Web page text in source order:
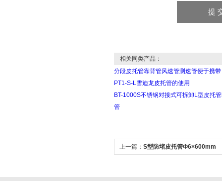
相关同类产品：
分段皮托管靠背管风速管测速管便于携带
PT1-S-L雪迪龙皮托管的使用
BT-1000S不锈钢对接式可拆卸L型皮托
管
上一篇： S型防堵皮托管Ф6×600mm